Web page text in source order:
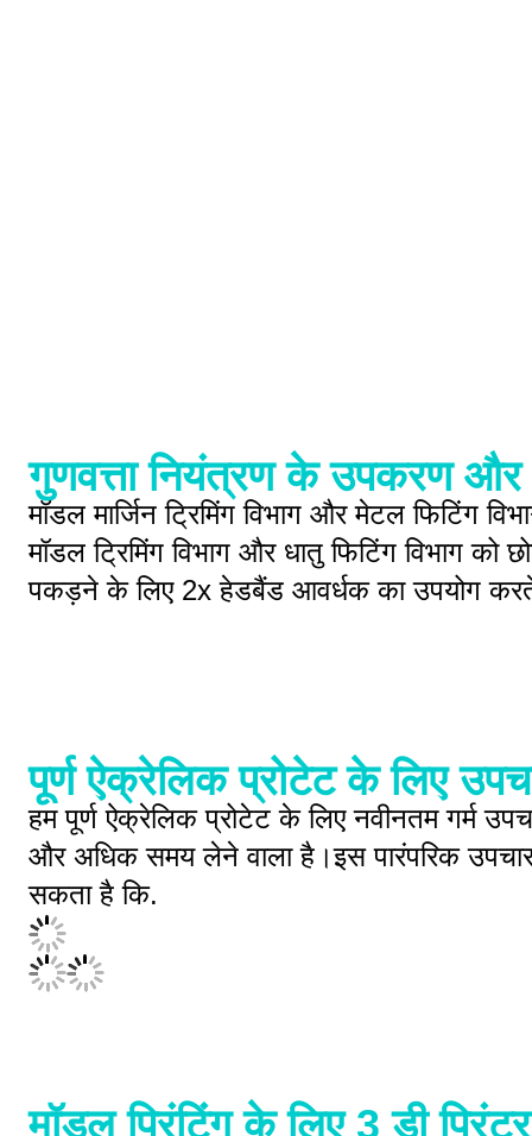
गुणवत्ता नियंत्रण के उपकरण
मॉडल मार्जिन ट्रिमिंग विभाग और मेटल फिटिंग
मॉडल ट्रिमिंग विभाग और धातु फिटिंग विभाग
पकड़ने के लिए 2x हेडबैंड आवर्धक का उपयोग
पूर्ण ऐक्रेलिक प्रोटेट के लिए
हम पूर्ण ऐक्रेलिक प्रोटेट के लिए नवीनतम गर्म
और अधिक समय लेने वाला है।इस पारंपरिक
सकता है कि.
मॉडल प्रिंटिंग के लिए 3 डी प्रिंटर